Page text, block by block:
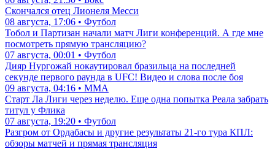
Скончался отец Лионеля Месси
08 августа, 17:06 • Футбол
Тобол и Партизан начали матч Лиги конференций. А где мне
посмотреть прямую трансляцию?
07 августа, 00:01 • Футбол
Дияр Нургожай нокаутировал бразильца на последней
секунде первого раунда в UFC! Видео и слова после боя
09 августа, 04:16 • ММА
Старт Ла Лиги через неделю. Еще одна попытка Реала забрать
титул у Флика
07 августа, 19:20 • Футбол
Разгром от Ордабасы и другие результаты 21-го тура КПЛ:
обзоры матчей и прямая трансляция